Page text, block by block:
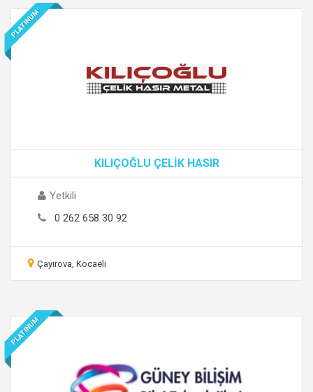
PLATINUM
KILIÇOĞLU ÇELİK HASIR
Yetkili
0 262 658 30 92
Çayırova, Kocaeli
PLATINUM